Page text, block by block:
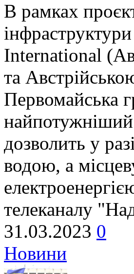
В рамках
International
та
Первомайська
найпотужніший
дозволить у
водою, а
телеканалу
31.03.2023 0
Новини